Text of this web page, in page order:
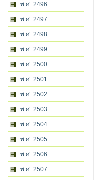
พ.ศ. 2496
พ.ศ. 2497
พ.ศ. 2498
พ.ศ. 2499
พ.ศ. 2500
พ.ศ. 2501
พ.ศ. 2502
พ.ศ. 2503
พ.ศ. 2504
พ.ศ. 2505
พ.ศ. 2506
พ.ศ. 2507